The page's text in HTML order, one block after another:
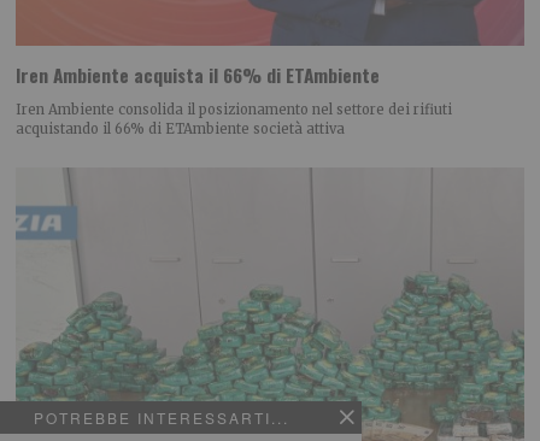
POTREBBE INTERESSARTI...
Iren Ambiente acquista il 66% di ETAmbiente
Iren Ambiente consolida il posizionamento nel settore dei rifiuti
acquistando il 66% di ETAmbiente società attiva